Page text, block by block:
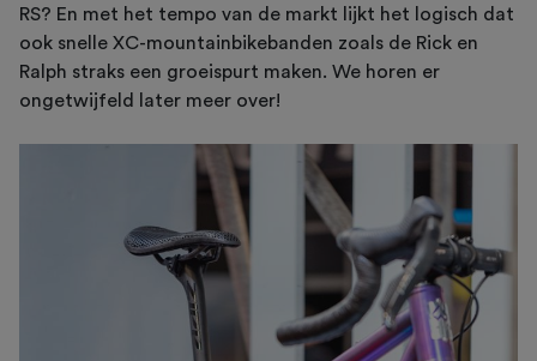
RS? En met het tempo van de markt lijkt het logisch dat
ook snelle XC-mountainbikebanden zoals de Rick en
Ralph straks een groeispurt maken. We horen er
ongetwijfeld later meer over!